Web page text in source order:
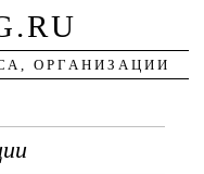
ОРГАНИЗАЦИИ